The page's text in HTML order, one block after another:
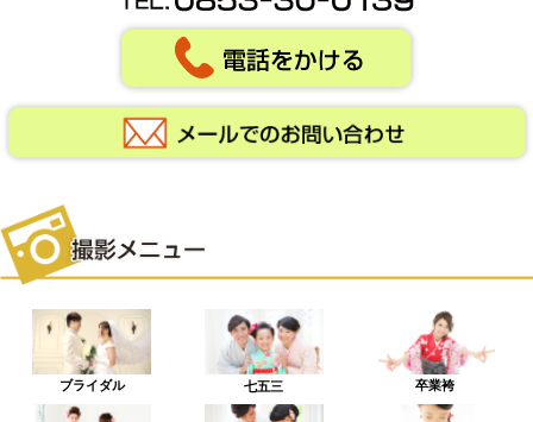
ブライダル 七五三 卒業袴